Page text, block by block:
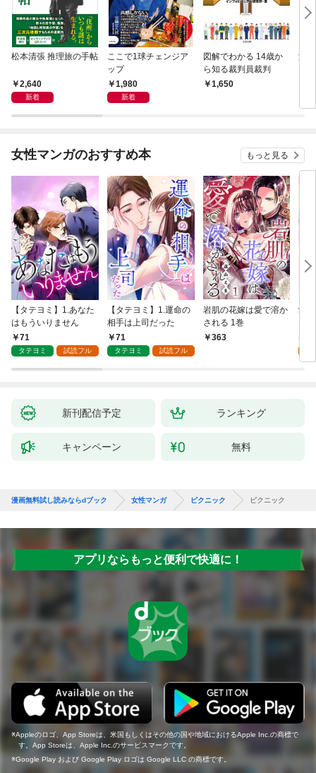
松本清張 推理旅の手帖
2,640
新着
ここで1球チェンジア
ップ
1,980
新着
図解でわかる 14歳か
ら知る裁判員裁判
1,650
深
女性マンガのおすすめ本 もっと見る
【タテヨミ】1.あなた
はもういりません
71
タテヨミ 試読フル
【タテヨミ】1.運命の
相手は上司だった
71
タテヨミ 試読フル
岩肌の花嫁は愛で溶か
される 1巻
363
愛
新刊配信予定 ランキング
キャンペーン 無料
漫画無料試し読みならdブック 女性マンガ ピクニック ピクニック
アプリならもっと便利で快適に！
Appleのロゴ、App Storeは、米国もしくはその他の国や地域におけるApple Inc.の商標で
す。App Storeは、Apple Inc.のサービスマークです。
Google Play および Google Play ロゴは Google LLC の商標です。